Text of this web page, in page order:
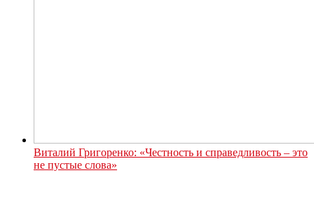
Виталий Григоренко: «Честность и справедливость – это
не пустые слова»